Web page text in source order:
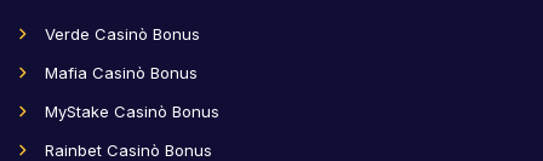
Verde Casinò Bonus
Mafia Casinò Bonus
MyStake Casinò Bonus
Rainbet Casinò Bonus